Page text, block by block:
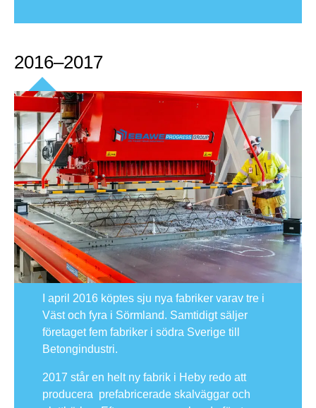
2016–2017
I april 2016 köptes sju nya fabriker varav tre i
Väst och fyra i Sörmland. Samtidigt säljer
företaget fem fabriker i södra Sverige till
Betongindustri.
2017 står en helt ny fabrik i Heby redo att
producera prefabricerade skalväggar och